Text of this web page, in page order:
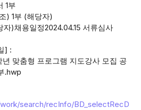
1부
) 1부 (해당자)
자)채용일정2024.04.15 서류심사
] :
맞춤형 프로그램 지도강사 모집 공
.hwp
search/recInfo/BD_selectRecD